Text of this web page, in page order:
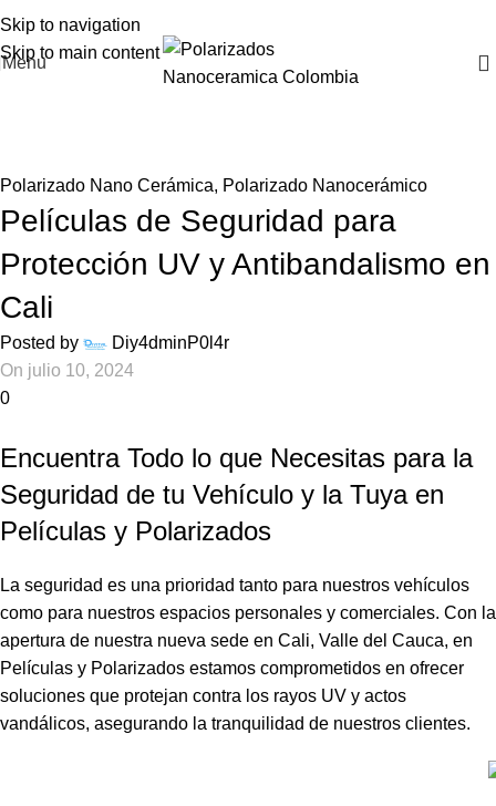
Skip to navigation
Skip to main content
Menu
Polarizado Nano Cerámica, Polarizado Nanocerámico
Películas de Seguridad para
Protección UV y Antibandalismo en
Cali
Posted by
Diy4dminP0l4r
On julio 10, 2024
0
Encuentra Todo lo que Necesitas para la
Seguridad de tu Vehículo y la Tuya en
Películas y Polarizados
La seguridad es una prioridad tanto para nuestros vehículos
como para nuestros espacios personales y comerciales. Con la
apertura de nuestra nueva sede en Cali, Valle del Cauca, en
Películas y Polarizados estamos comprometidos en ofrecer
soluciones que protejan contra los rayos UV y actos
vandálicos, asegurando la tranquilidad de nuestros clientes.